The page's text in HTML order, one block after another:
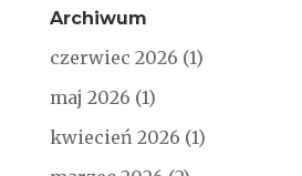
Archiwum
czerwiec 2026 (1)
maj 2026 (1)
kwiecień 2026 (1)